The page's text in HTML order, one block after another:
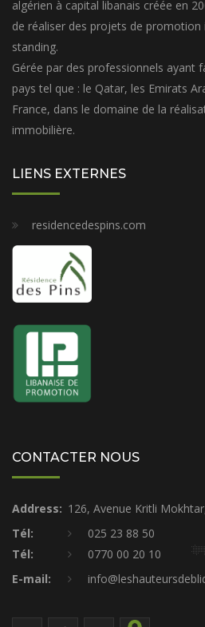
algérien à capital libanais créée en
de réaliser des projets de
standing.
Gérée par des professionnels ayant
pays tel que : le Qatar, les Emirats
France, dans le domaine de la
immobilière.
LIENS EXTERNES
residencedespins.com
CONTACTER NOUS
Address: 126, Avenue Kritli
Tél:
025 23 88 50
Tél:
0770 00 20 10
E-mail: